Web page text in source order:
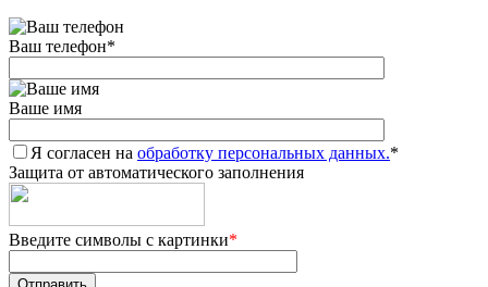
Ваш телефон*
Ваше имя
Я согласен на обработку персональных данных.*
Защита от автоматического заполнения
Введите символы с картинки*